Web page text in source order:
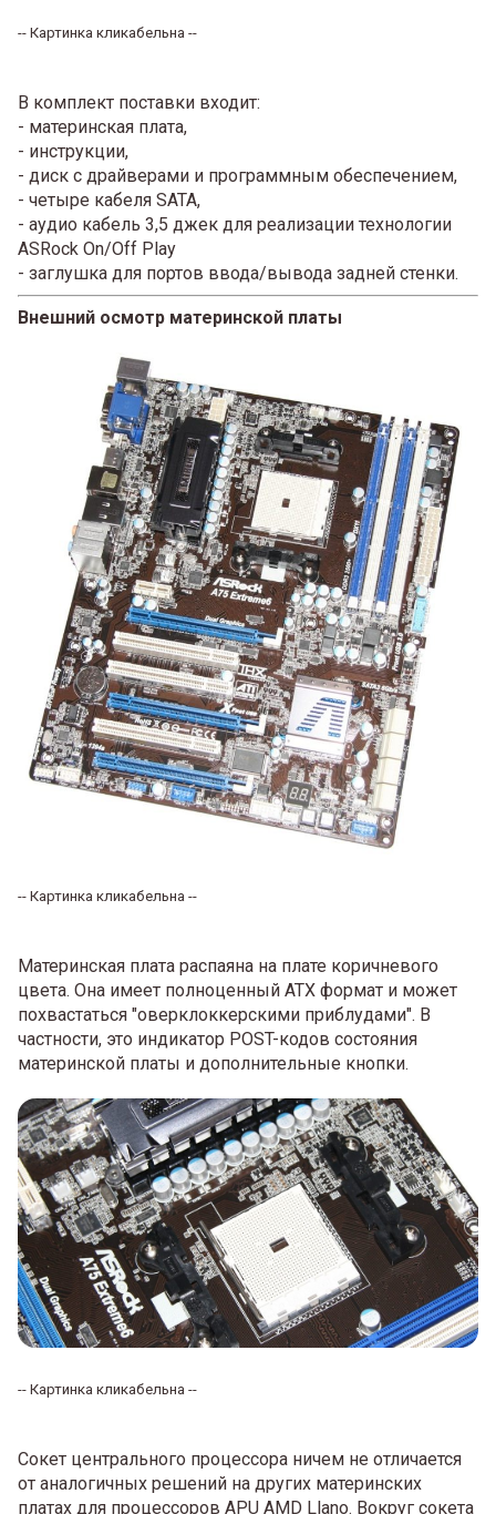
-- Картинка кликабельна --
В комплект поставки входит:
- материнская плата,
- инструкции,
- диск с драйверами и программным обеспечением,
- четыре кабеля SATA,
- аудио кабель 3,5 джек для реализации технологии
ASRock On/Off Play
- заглушка для портов ввода/вывода задней стенки.
Внешний осмотр материнской платы
-- Картинка кликабельна --
Материнская плата распаяна на плате коричневого
цвета. Она имеет полноценный ATX формат и может
похвастаться "оверклоккерскими приблудами". В
частности, это индикатор POST-кодов состояния
материнской платы и дополнительные кнопки.
-- Картинка кликабельна --
Сокет центрального процессора ничем не отличается
от аналогичных решений на других материнских
платах для процессоров APU AMD Llano. Вокруг сокета